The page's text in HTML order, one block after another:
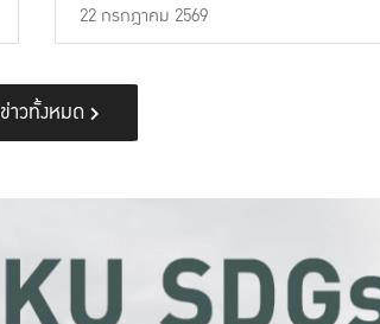
22 กรกฎาคม 2569
ข่าวทั้งหมด